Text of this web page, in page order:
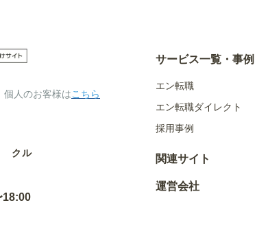
個人のお客様はこちら
サービス一覧・事例
エン転職
エン転職ダイレクト
採用事例
クル
18:00
関連サイト
運営会社